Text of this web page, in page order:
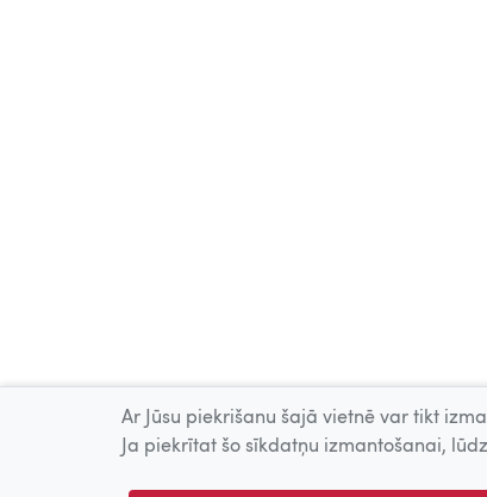
Ar Jūsu piekrišanu šajā vietnē var tikt
Ja piekrītat šo sīkdatņu izmantošanai,